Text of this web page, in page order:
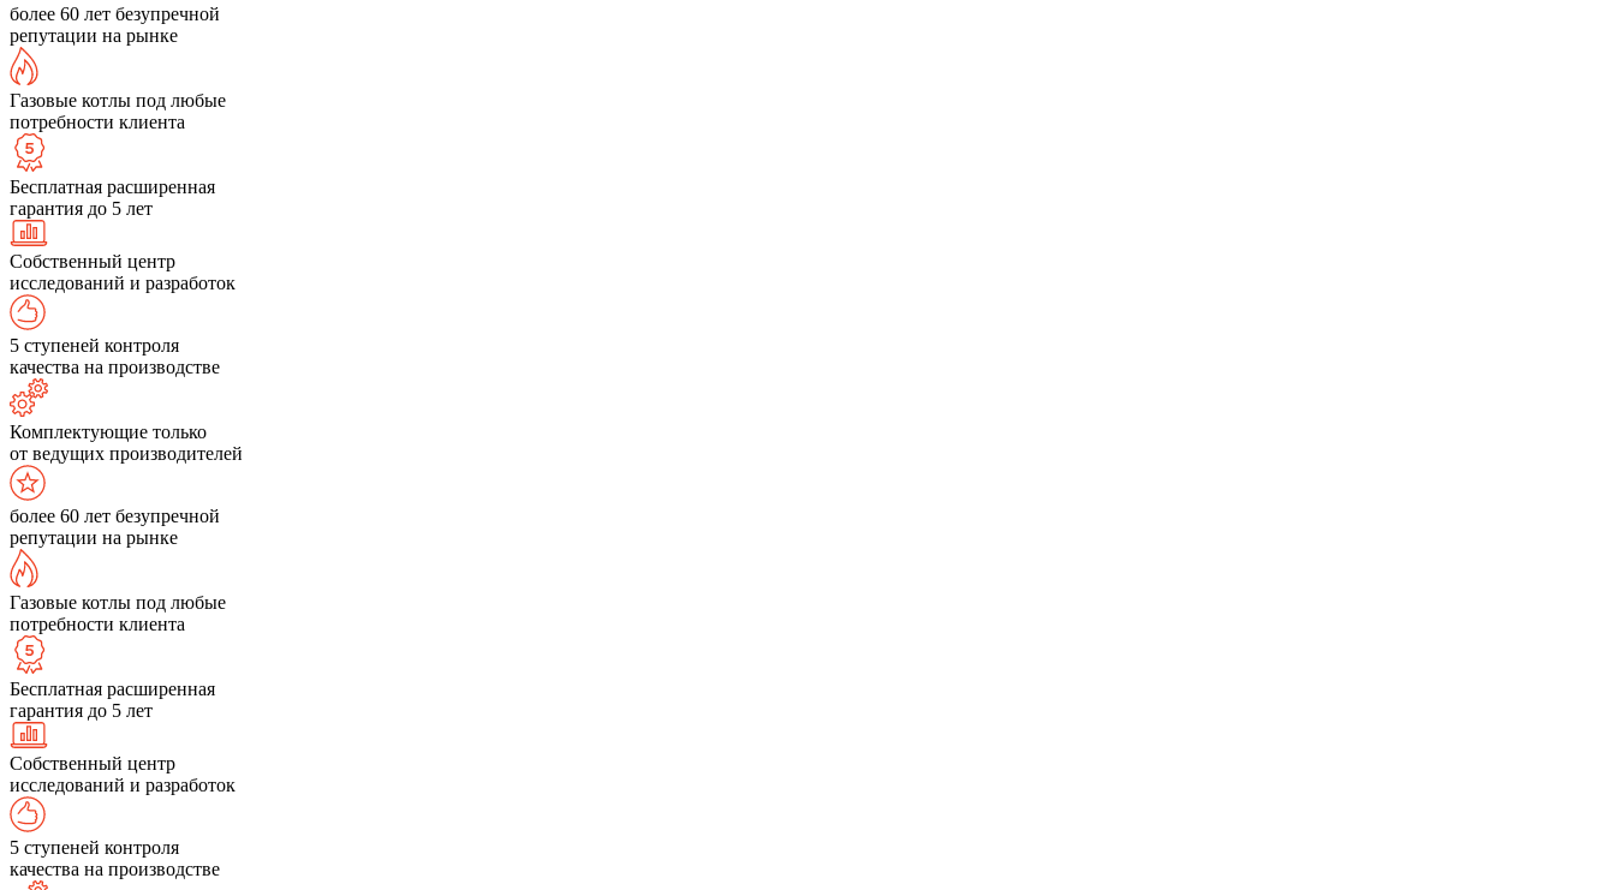
более 60 лет безупречной
репутации на рынке
Газовые котлы под любые
потребности клиента
Бесплатная расширенная
гарантия до 5 лет
Собственный центр
исследований и разработок
5 ступеней контроля
качества на производстве
Комплектующие только
от ведущих производителей
более 60 лет безупречной
репутации на рынке
Газовые котлы под любые
потребности клиента
Бесплатная расширенная
гарантия до 5 лет
Собственный центр
исследований и разработок
5 ступеней контроля
качества на производстве